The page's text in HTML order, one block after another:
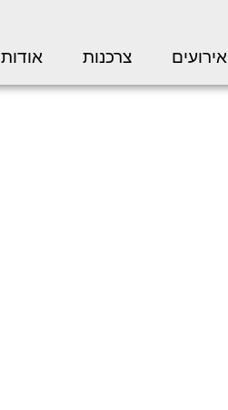
אירועים צרכנות אודות